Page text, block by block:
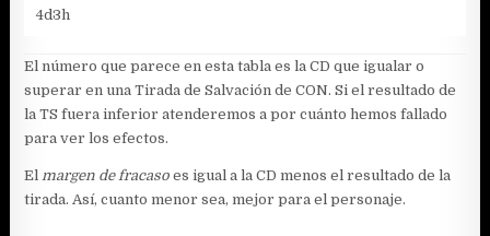
4d3h
El número que parece en esta tabla es la CD que igualar o
superar en una Tirada de Salvación de CON. Si el resultado de
la TS fuera inferior atenderemos a por cuánto hemos fallado
para ver los efectos.
El margen de fracaso es igual a la CD menos el resultado de la
tirada. Así, cuanto menor sea, mejor para el personaje.